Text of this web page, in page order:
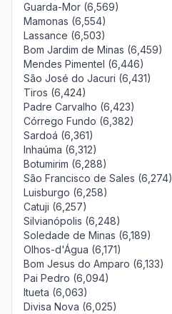
Guarda-Mor (6,569)
Mamonas (6,554)
Lassance (6,503)
Bom Jardim de Minas (6,459)
Mendes Pimentel (6,446)
São José do Jacuri (6,431)
Tiros (6,424)
Padre Carvalho (6,423)
Córrego Fundo (6,382)
Sardoá (6,361)
Inhaúma (6,312)
Botumirim (6,288)
São Francisco de Sales (6,274)
Luisburgo (6,258)
Catuji (6,257)
Silvianópolis (6,248)
Soledade de Minas (6,189)
Olhos-d'Água (6,171)
Bom Jesus do Amparo (6,133)
Pai Pedro (6,094)
Itueta (6,063)
Divisa Nova (6,025)